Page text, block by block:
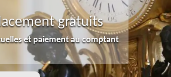
gratuits
et paiement au comptant